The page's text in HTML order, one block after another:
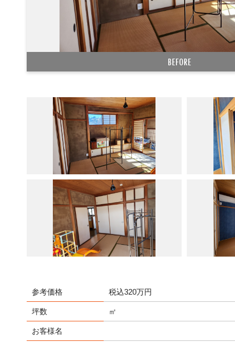
BEFORE
参考価格 税込320万円
坪数 ㎡
お客様名